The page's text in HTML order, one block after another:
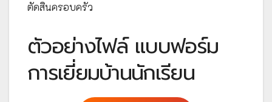
ตัดสินครอบครัว
ตัวอย่างไฟล์ แบบฟอร์ม
การเยี่ยมบ้านนักเรียน